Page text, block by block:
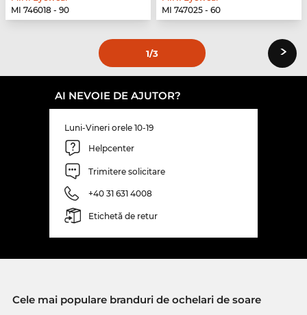
MI 746018 - 90
MI 747025 - 60
1/3 ›
AI NEVOIE DE AJUTOR?
Luni-Vineri orele 10-19
Helpcenter
Trimitere solicitare
+40 31 631 4008
Etichetă de retur
Cele mai populare branduri de ochelari de soare